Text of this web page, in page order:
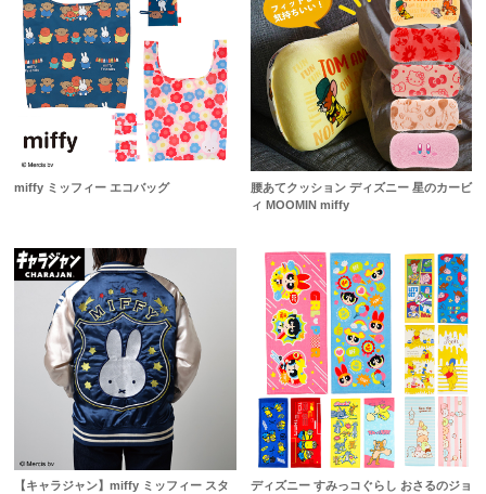
miffy ミッフィー エコバッグ
腰あてクッション ディズニー 星のカービ
ィ MOOMIN miffy
【キャラジャン】miffy ミッフィー スタ
ディズニー すみっコぐらし おさるのジョ